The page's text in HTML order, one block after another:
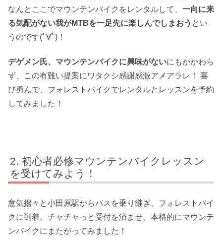
なんとここでマウンテンバイクをレンタルして、 一向に来
る気配がない我がMTBを一足先に楽しんでしまおう とい
うのです(ﾟ∀ﾟ)！
デゲメン氏、マウンテンバイクに興味がないにもかかわら
ず、この有難い提案にワタクシ感謝感激アメアラレ！ 喜
び勇んで、フォレストバイクでレンタルとレッスンを予約
してみました！
初心者必修マウンテンバイクレッスン
を受けてみよう！
意気揚々と小田原駅からバスを乗り継ぎ、フォレストバイ
クに到着。チャチャっと受付を済ませ、本格的にマウンテ
ンバイクにまたがってみました！